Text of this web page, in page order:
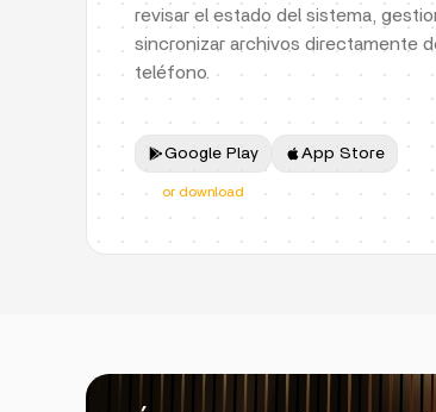
revisar el estado del sistema,
sincronizar archivos directamente
teléfono.
Google Play
or download
App Store